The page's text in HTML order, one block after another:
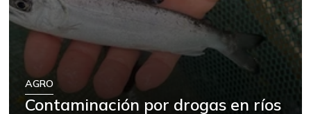
AGRO
Contaminación por drogas en ríos